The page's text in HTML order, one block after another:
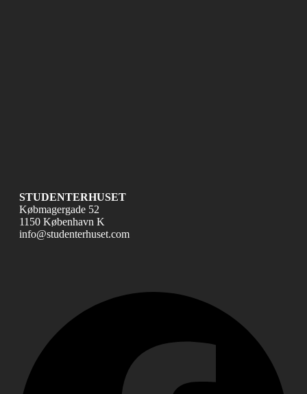
STUDENTERHUSET
Købmagergade 52
1150 København K
info@studenterhuset.com